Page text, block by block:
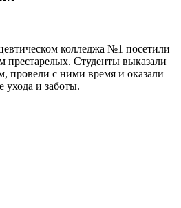
колледжа №1 посетили
Студенты выказали
провели с ними время и оказали
и заботы.